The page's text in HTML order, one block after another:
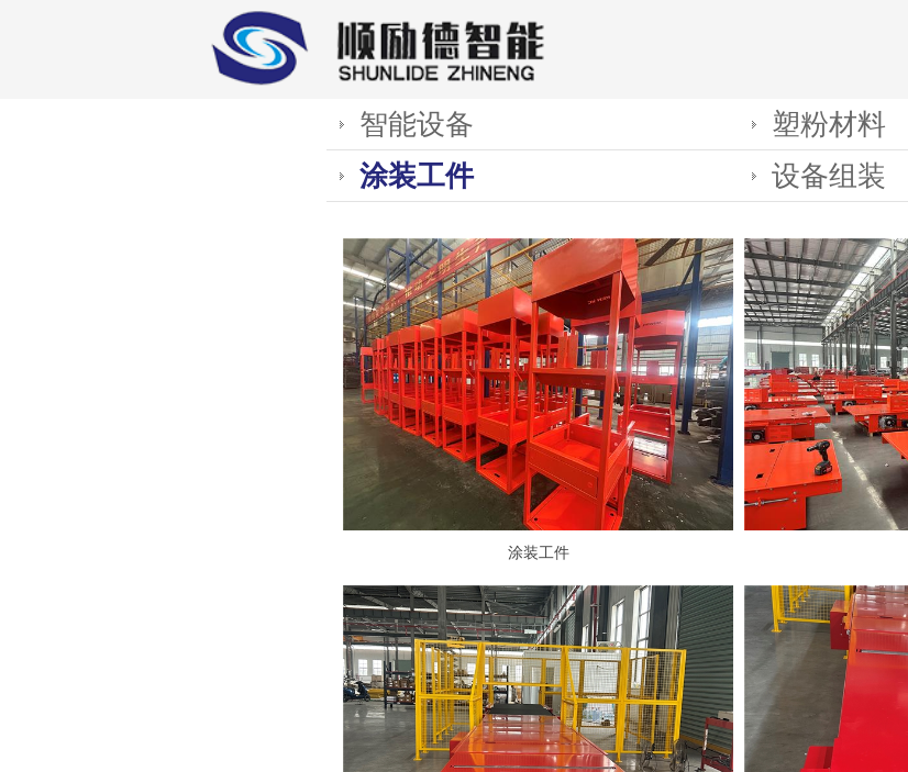
智能设备
塑粉材料
涂装工件
设备组装
涂装工件